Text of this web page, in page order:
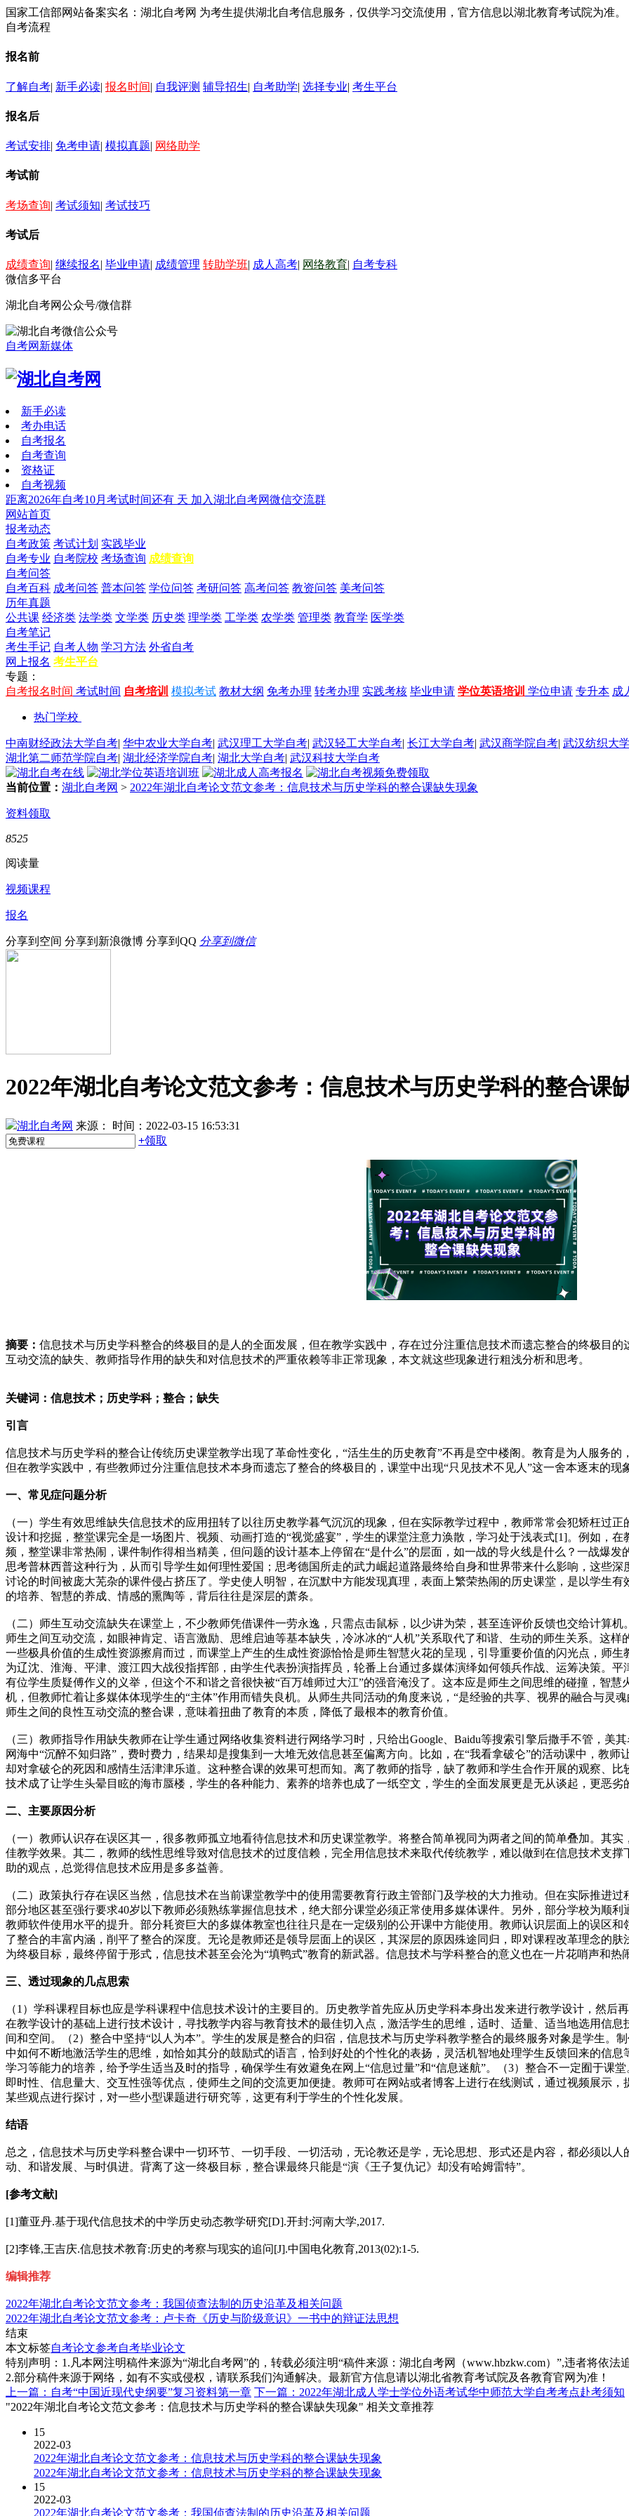
国家工信部网站备案实名：湖北自考网 为考生提供湖北自考信息服务，仅供学习交流使用，官方信息以湖北教育考试院为准。
自考流程
报名前
了解自考| 新手必读| 报名时间| 自我评测 辅导招生| 自考助学| 选择专业| 考生平台
报名后
考试安排| 免考申请| 模拟真题| 网络助学
考试前
考场查询| 考试须知| 考试技巧
考试后
成绩查询| 继续报名| 毕业申请| 成绩管理 转助学班| 成人高考| 网络教育| 自考专科
微信多平台
湖北自考网公众号/微信群
自考网新媒体
新手必读
考办电话
自考报名
自考查询
资格证
自考视频
距离2026年自考10月考试时间还有 天 加入湖北自考网微信交流群
网站首页
报考动态
自考政策 考试计划 实践毕业
自考专业 自考院校 考场查询 成绩查询
自考问答
自考百科 成考问答 普本问答 学位问答 考研问答 高考问答 教资问答 美考问答
历年真题
公共课 经济类 法学类 文学类 历史类 理学类 工学类 农学类 管理类 教育学 医学类
自考笔记
考生手记 自考人物 学习方法 外省自考
网上报名 考生平台
专题：
自考报名时间 考试时间 自考培训 模拟考试 教材大纲 免考办理 转考办理 实践考核 毕业申请 学位英语培训 学位申请 专升本 成
热门学校
中南财经政法大学自考| 华中农业大学自考| 武汉理工大学自考| 武汉轻工大学自考| 长江大学自考| 武汉商学院自考| 武汉纺织大
湖北第二师范学院自考| 湖北经济学院自考| 湖北大学自考| 武汉科技大学自考
当前位置： 湖北自考网 > 2022年湖北自考论文范文参考：信息技术与历史学科的整合课缺失现象
资料领取
8525
阅读量
视频课程
报名
分享到空间 分享到新浪微博 分享到QQ 分享到微信
2022年湖北自考论文范文参考：信息技术与历史学科的整合课
湖北自考网 来源：
时间：2022-03-15 16:53:31
+领取
摘要： 信息技术与历史学科整合的终极目的是人的全面发展，但在教学实践中，存在过分注重信息技术而遗忘整合的终极目
互动交流的缺失、教师指导作用的缺失和对信息技术的严重依赖等非正常现象，本文就这些现象进行粗浅分析和思考。
关键词：信息技术；历史学科；整合；缺失
引 言
信息技术与历史学科的整合让传统历史课堂教学出现了革命性变化，“活生生的历史教育”不再是空中楼阁。教育是为人服务
但在教学实践中，有些教师过分注重信息技术本身而遗忘了整合的终极目的，课堂中出现“只见技术不见人”这一舍本逐末的现
一、常见症问题分析
（一）学生有效思维缺失信息技术的应用扭转了以往历史教学暮气沉沉的现象，但在实际教学过程中，教师常常会犯矫枉过
设计和挖掘，整堂课完全是一场图片、视频、动画打造的“视觉盛宴”，学生的课堂注意力涣散，学习处于浅表式[1]。例如，
频，整堂课非常热闹，课件制作得相当精美，但问题的设计基本上停留在“是什么”的层面，如一战的导火线是什么？一战爆
思考普林西普这种行为，从而引导学生如何理性爱国；思考德国所走的武力崛起道路最终给自身和世界带来什么影响，这些
讨论的时间被庞大芜杂的课件侵占挤压了。学史使人明智，在沉默中方能发现真理，表面上繁荣热闹的历史课堂，是以学生
的培养、智慧的养成、情感的熏陶等，背后往往是深层的萧条。
（二）师生互动交流缺失在课堂上，不少教师凭借课件一劳永逸，只需点击鼠标，以少讲为荣，甚至连评价反馈也交给计算
师生之间互动交流，如眼神肯定、语言激励、思维启迪等基本缺失，冷冰冰的“人机”关系取代了和谐、生动的师生关系。这
一些极具价值的生成性资源擦肩而过，而课堂上产生的生成性资源恰恰是师生智慧火花的呈现，引导重要价值的闪光点，师
为辽沈、淮海、平津、渡江四大战役指挥部，由学生代表扮演指挥员，轮番上台通过多媒体演绎如何领兵作战、运筹决策。
有位学生质疑傅作义的义举，但这个不和谐之音很快被“百万雄师过大江”的强音淹没了。这本应是师生之间思维的碰撞，智
机，但教师忙着让多媒体体现学生的“主体”作用而错失良机。从师生共同活动的角度来说，“是经验的共享、视界的融合与灵
师生之间的良性互动交流的整合课，意味着扭曲了教育的本质，降低了最根本的教育价值。
（三）教师指导作用缺失教师在让学生通过网络收集资料进行网络学习时，只给出Google、Baidu等搜索引擎后撒手不管，美
网海中“沉醉不知归路”，费时费力，结果却是搜集到一大堆无效信息甚至偏离方向。比如，在“我看拿破仑”的活动课中，教
却对拿破仑的死因和感情生活津津乐道。这种整合课的效果可想而知。离了教师的指导，缺了教师和学生合作开展的观察、
技术成了让学生头晕目眩的海市蜃楼，学生的各种能力、素养的培养也成了一纸空文，学生的全面发展更是无从谈起，更恶
二、主要原因分析
（一）教师认识存在误区其一，很多教师孤立地看待信息技术和历史课堂教学。将整合简单视同为两者之间的简单叠加。其
佳教学效果。其二，教师的线性思维导致对信息技术的过度信赖，完全用信息技术来取代传统教学，难以做到在信息技术支
助的观点，总觉得信息技术应用是多多益善。
（二）政策执行存在误区当然，信息技术在当前课堂教学中的使用需要教育行政主管部门及学校的大力推动。但在实际推进
部分地区甚至强行要求40岁以下教师必须熟练掌握信息技术，绝大部分课堂必须正常使用多媒体课件。另外，部分学校为顺
教师软件使用水平的提升。部分耗资巨大的多媒体教室也往往只是在一定级别的公开课中方能使用。教师认识层面上的误区
了整合的丰富内涵，削平了整合的深度。无论是教师还是领导层面上的误区，其深层的原因殊途同归，即对课程改革理念的
为终极目标，最终停留于形式，信息技术甚至会沦为“填鸭式”教育的新武器。信息技术与学科整合的意义也在一片花哨声和热
三、透过现象的几点思索
（1）学科课程目标也应是学科课程中信息技术设计的主要目的。历史教学首先应从历史学科本身出发来进行教学设计，然
在教学设计的基础上进行技术设计，寻找教学内容与教育技术的最佳切入点，激活学生的思维，适时、适量、适当地选用信
间和空间。（2）整合中坚持“以人为本”。学生的发展是整合的归宿，信息技术与历史学科教学整合的最终服务对象是学生。
中如何不断地激活学生的思维，如恰如其分的鼓励式的语言，恰到好处的个性化的表扬，灵活机智地处理学生反馈回来的信
学习等能力的培养，给予学生适当及时的指导，确保学生有效避免在网上“信息过量”和“信息迷航”。（3）整合不一定囿于课
即时性、信息量大、交互性强等优点，使师生之间的交流更加便捷。教师可在网站或者博客上进行在线测试，通过视频展示
某些观点进行探讨，对一些小型课题进行研究等，这更有利于学生的个性化发展。
结语
总之，信息技术与历史学科整合课中一切环节、一切手段、一切活动，无论教还是学，无论思想、形式还是内容，都必须以
动、和谐发展、与时俱进。背离了这一终极目标，整合课最终只能是“演《王子复仇记》却没有哈姆雷特”。
[参考文献]
[1]董亚丹.基于现代信息技术的中学历史动态教学研究[D].开封:河南大学,2017.
[2]李锋,王吉庆.信息技术教育:历史的考察与现实的追问[J].中国电化教育,2013(02):1-5.
编辑推荐
2022年湖北自考论文范文参考：我国侦查法制的历史沿革及相关问题
2022年湖北自考论文范文参考：卢卡奇《历史与阶级意识》一书中的辩证法思想
结束
本文标签自考论文参考自考毕业论文
特别声明：1.凡本网注明稿件来源为“湖北自考网”的，转载必须注明“稿件来源：湖北自考网（www.hbzkw.com）”,违者将依法
2.部分稿件来源于网络，如有不实或侵权，请联系我们沟通解决。最新官方信息请以湖北省教育考试院及各教育官网为准！
上一篇：自考“中国近现代史纲要”复习资料第一章 下一篇：2022年湖北成人学士学位外语考试华中师范大学自考考点赴考须知
"2022年湖北自考论文范文参考：信息技术与历史学科的整合课缺失现象" 相关文章推荐
15
2022-03
2022年湖北自考论文范文参考：信息技术与历史学科的整合课缺失现象
2022年湖北自考论文范文参考：信息技术与历史学科的整合课缺失现象
15
2022-03
2022年湖北自考论文范文参考：我国侦查法制的历史沿革及相关问题